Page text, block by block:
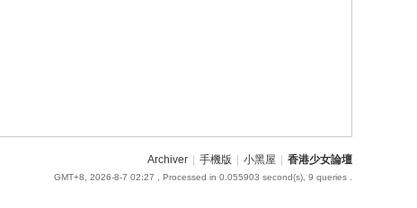
Archiver 手機版 小黑屋 香港少女論壇
GMT+8, 2026-8-7 02:27 , Processed in 0.055903 second(s), 9 queries .